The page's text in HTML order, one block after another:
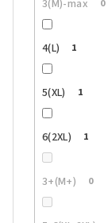
3(M)-max 0
4(L) 1
5(XL) 1
6(2XL) 1
3+(M+) 0